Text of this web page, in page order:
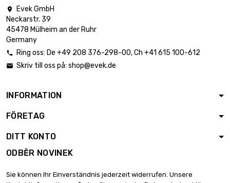

Evek GmbH
Neckarstr. 39
45478 Mülheim an der Ruhr
Germany
 Ring oss: De +49 208 376-298-00, Ch +41 615 100-612
 Skriv till oss på: shop@evek.de
INFORMATION
FÖRETAG
DITT KONTO
ODBĚR NOVINEK
Sie können Ihr Einverständnis jederzeit widerrufen. Unsere